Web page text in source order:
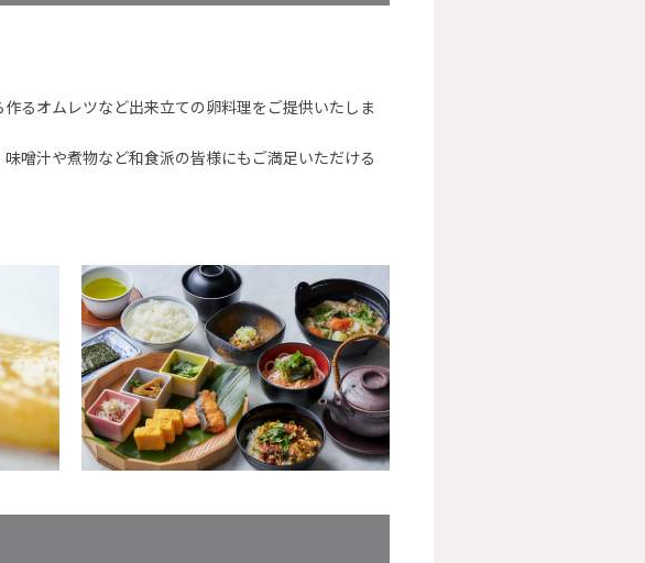
るオムレツなど出来立ての卵料理をご提供いたしま
噌汁や煮物など和食派の皆様にもご満足いただける